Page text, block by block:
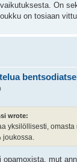
On
on tosiaan
wrote:
yksilöllisesti,
joukossa.
opamoxista, mut